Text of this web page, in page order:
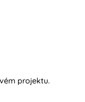
projektu.